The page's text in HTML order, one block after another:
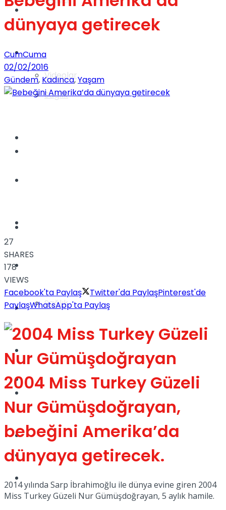
Videolar
Sağlık
TV
Kadınca
Gündem
Yaşam
Sağlık
Müzik
Sinema
Spor
dünyaya getirecek
CumCuma
02/02/2016
Gündem, Kadınca,Yaşam
27
SHARES
178
VIEWS
Facebook'ta Paylaş
Twitter'da PaylaşPinterest'de
PaylaşWhatsApp'ta Paylaş
2004 Miss Turkey Güzeli
Nur Gümüşdoğrayan,
bebeğini Amerika’da
dünyaya getirecek.
2014 yılında Sarp İbrahimoğlu ile dünya evine giren 2004
Miss Turkey Güzeli Nur Gümüşdoğrayan, 5 aylık hamile.